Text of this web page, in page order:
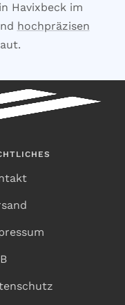
Havixbeck im
hochpräzisen